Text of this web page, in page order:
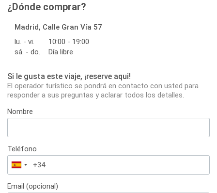
¿Dónde comprar?
Madrid, Calle Gran Vía 57
lu. - vi.
10:00 - 19:00
sá. - do.
Día libre
Si le gusta este viaje, ¡reserve aqui!
El operador turístico se pondrá en contacto con usted para
responder a sus preguntas y aclarar todos los detalles.
Nombre
Teléfono
España
+34
Email (opcional)